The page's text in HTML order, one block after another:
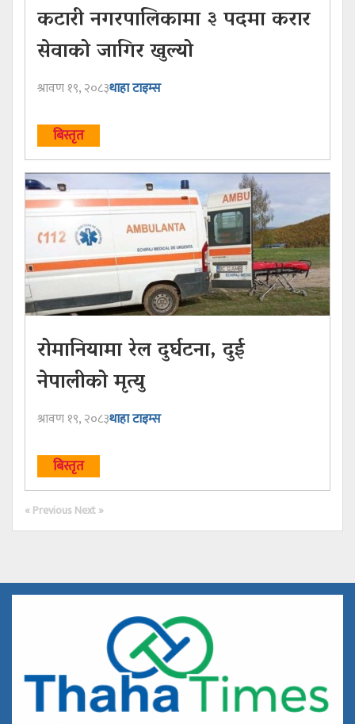
कटारी नगरपालिकामा ३ पदमा करार
सेवाको जागिर खुल्यो
श्रावण १९, २०८३थाहा टाइम्स
बिस्तृत
रोमानियामा रेल दुर्घटना, दुई
नेपालीको मृत्यु
श्रावण १९, २०८३थाहा टाइम्स
बिस्तृत
« PreviousNext »